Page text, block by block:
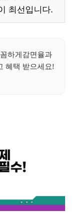
최선입니다.
하게감면율과
혜택 받으세요!